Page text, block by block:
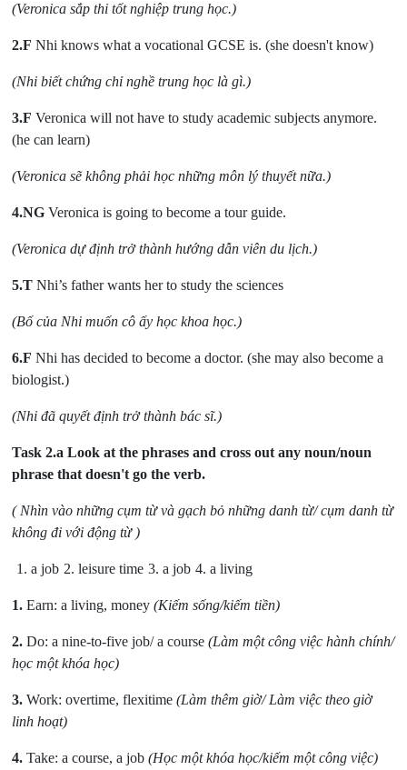
(Veronica sắp thi tốt nghiệp trung học.)
2.F Nhi knows what a vocational GCSE is. (she doesn't know)
(Nhi biết chứng chỉ nghề trung học là gì.)
3.F Veronica will not have to study academic subjects anymore.
(he can learn)
(Veronica sẽ không phải học những môn lý thuyết nữa.)
4.NG Veronica is going to become a tour guide.
(Veronica dự định trở thành hướng dẫn viên du lịch.)
5.T Nhi’s father wants her to study the sciences
(Bố của Nhi muốn cô ấy học khoa học.)
6.F Nhi has decided to become a doctor. (she may also become a
biologist.)
(Nhi đã quyết định trở thành bác sĩ.)
Task 2.a Look at the phrases and cross out any noun/noun
phrase that doesn't go the verb.
( Nhìn vào những cụm từ và gạch bỏ những danh từ/ cụm danh từ
không đi với động từ )
1. a job 2. leisure time 3. a job 4. a living
1. Earn: a living, money (Kiếm sống/kiếm tiền)
2. Do: a nine-to-five job/ a course (Làm một công việc hành chính/
học một khóa học)
3. Work: overtime, flexitime (Làm thêm giờ/ Làm việc theo giờ
linh hoạt)
4. Take: a course, a job (Học một khóa học/kiếm một công việc)